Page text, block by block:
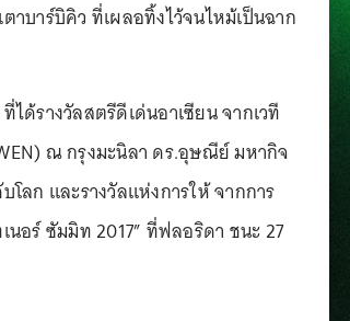
าบาร์บิคิว ที่เผลอทิ้งไว้จนไหม้เป็นฉาก
ด้รางวัลสตรีดีเด่นอาเซียน จากเวที
ณ กรุงมะนิลา ดร.อุษณีย์ มหากิจ
ลก และรางวัลแห่งการให้ จากการ
อร์ ซัมมิท 2017” ที่ฟลอริดา ชนะ 27